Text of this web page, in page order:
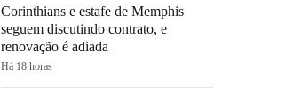
Corinthians e estafe de Memphis
seguem discutindo contrato, e
renovação é adiada
Há 18 horas